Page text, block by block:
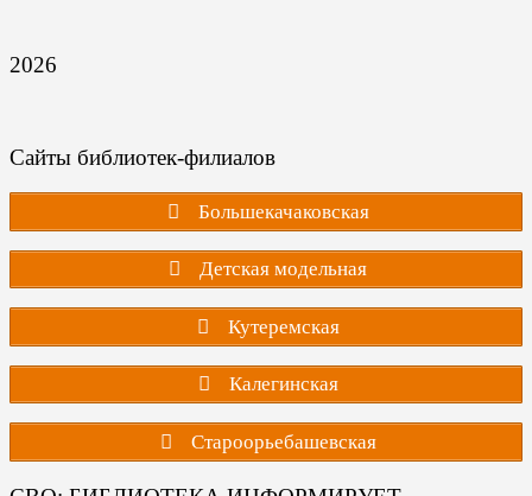
2026
Сайты библиотек-филиалов
Большекачаковская
Детская модельная
Кутеремская
Калегинская
Староорьебашевская